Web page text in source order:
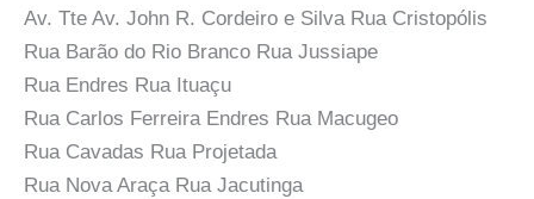
Av. Tte Av. John R. Cordeiro e Silva Rua Cristopólis
Rua Barão do Rio Branco Rua Jussiape
Rua Endres Rua Ituaçu
Rua Carlos Ferreira Endres Rua Macugeo
Rua Cavadas Rua Projetada
Rua Nova Araça Rua Jacutinga